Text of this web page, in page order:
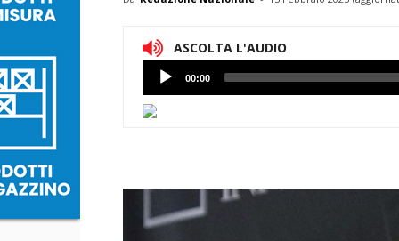
ASCOLTA L'AUDIO
Lettore
Audio
00:00